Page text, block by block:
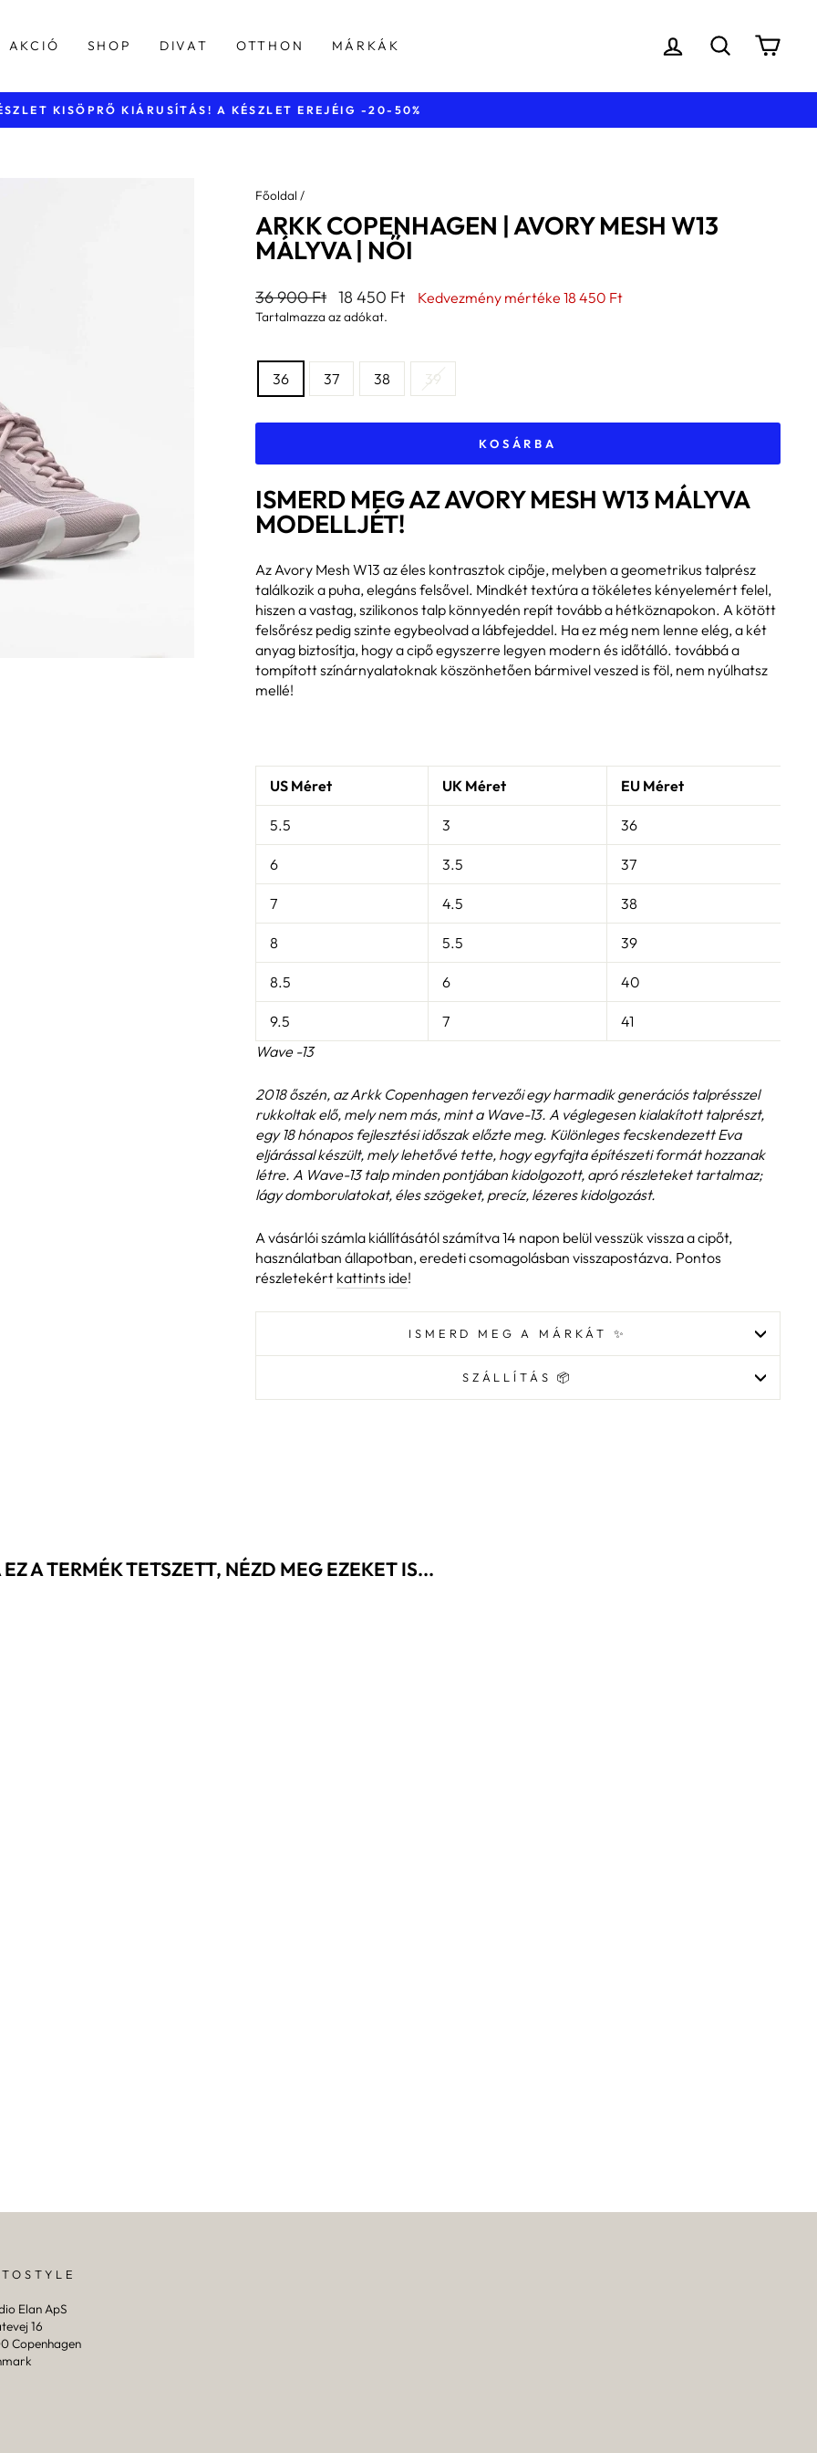
AKCIÓ SHOP DIVAT OTTHON MÁRKÁK BEJELENTKEZÉS
KERESÉS
Diavetítés
INGYENES KISZÁLLÍTÁS 40.000 Ft feletti vásárlásnál
Főoldal /
ARKK COPENHAGEN | AVORY MESH W13
MÁLYVA | NŐI
Általános
ár
36 900 Ft
Kedvezményes
ár
18 450 Ft Kedvezmény mértéke 18 450 Ft
Tartalmazza az adókat.
36 37 38 39
KOSÁRBA
ISMERD MEG AZ AVORY MESH W13 MÁLYVA
MODELLJÉT!
Az Avory Mesh W13 az éles kontrasztok cipője, melyben a geometrikus talprész
találkozik a puha, elegáns felsővel. Mindkét textúra a tökéletes kényelemért felel,
hiszen a vastag, szilikonos talp könnyedén repít tovább a hétköznapokon. A kötött
felsőrész pedig szinte egybeolvad a lábfejeddel. Ha ez még nem lenne elég, a két
anyag biztosítja, hogy a cipő egyszerre legyen modern és időtálló. továbbá a
tompított színárnyalatoknak köszönhetően bármivel veszed is föl, nem nyúlhatsz
mellé!
US Méret UK Méret EU Méret
5.5 3 36
6 3.5 37
7 4.5 38
8 5.5 39
8.5 6 40
9.5 7 41
Wave -13
2018 őszén, az Arkk Copenhagen tervezői egy harmadik generációs talprésszel
rukkoltak elő, mely nem más, mint a Wave-13. A véglegesen kialakított talprészt,
egy 18 hónapos fejlesztési időszak előzte meg. Különleges fecskendezett Eva
eljárással készült, mely lehetővé tette, hogy egyfajta építészeti formát hozzanak
létre. A Wave-13 talp minden pontjában kidolgozott, apró részleteket tartalmaz;
lágy domborulatokat, éles szögeket, precíz, lézeres kidolgozást.
A vásárlói számla kiállításától számítva 14 napon belül vesszük vissza a cipőt,
használatban állapotban, eredeti csomagolásban visszapostázva. Pontos
részletekért kattints ide!
ISMERD MEG A MÁRKÁT ✨
SZÁLLÍTÁS 📦
A TERMÉK TETSZETT, NÉZD MEG EZEKET IS...
Elan ApS
16
Copenhagen